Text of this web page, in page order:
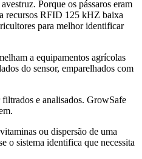
Porque os pássaros eram
recursos RFID 125 kHZ baixa
para melhor identificar
a equipamentos agrícolas
do sensor, emparelhados com
e analisados. GrowSafe
ou dispersão de uma
o sistema identifica que necessita